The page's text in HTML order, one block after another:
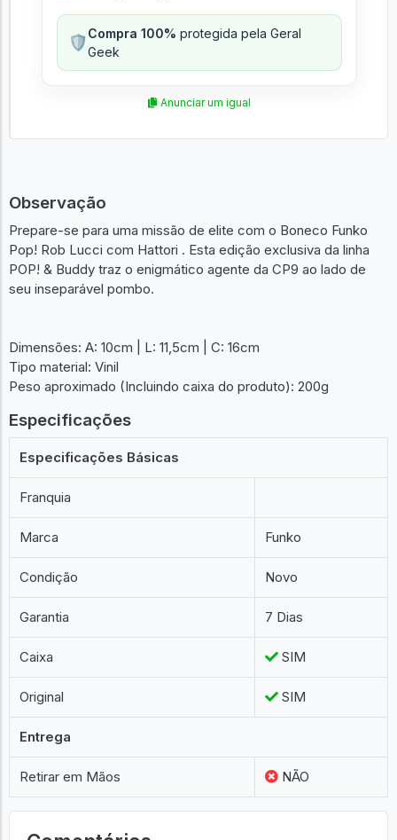
🛡️Compra 100% protegida pela Geral
Geek
Anunciar um igual
Observação
Prepare-se para uma missão de elite com o Boneco Funko
Pop! Rob Lucci com Hattori . Esta edição exclusiva da linha
POP! & Buddy traz o enigmático agente da CP9 ao lado de
seu inseparável pombo.
Dimensões: A: 10cm | L: 11,5cm | C: 16cm
Tipo material: Vinil
Peso aproximado (Incluindo caixa do produto): 200g
Especificações
Especificações Básicas
Franquia
Marca Funko
Condição Novo
Garantia 7 Dias
Caixa SIM
Original SIM
Entrega
Retirar em Mãos NÃO